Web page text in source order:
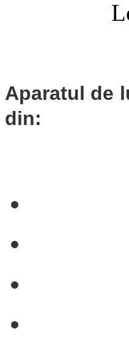
Aparatul de
din: